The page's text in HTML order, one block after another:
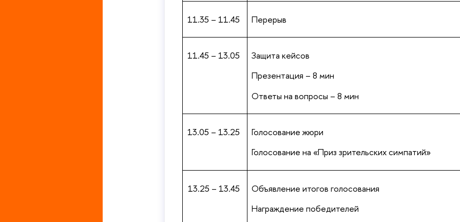
11.35 – 11.45 Перерыв
11.45 – 13.05
Защита кейсов
Презентация – 8 мин
Ответы на вопросы – 8 мин
13.05 – 13.25
Голосование жюри
Голосование на «Приз зрительских симпатий»
13.25 – 13.45
Объявление итогов голосования
Награждение победителей